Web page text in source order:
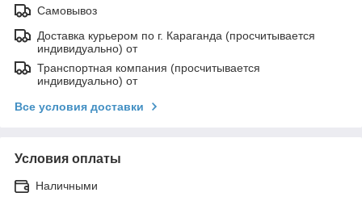
Самовывоз
Доставка курьером по г. Караганда (просчитывается
индивидуально) от
Транспортная компания (просчитывается
индивидуально) от
Все условия доставки
Условия оплаты
Наличными